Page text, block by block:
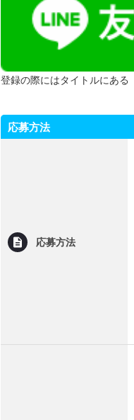
登録の際にはタイトルにある
応募方法
応募方法